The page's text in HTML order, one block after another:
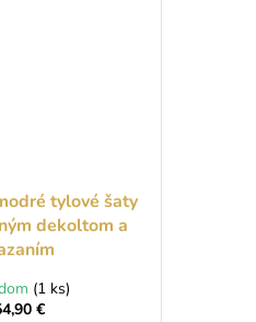
tylové šaty
dekoltom a
(1 ks)
€